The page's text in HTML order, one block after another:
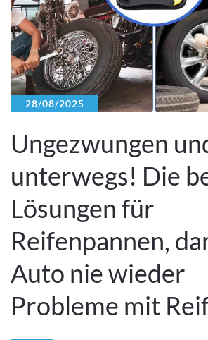
28/08/2025
Ungezwungen
unterwegs! Die
Lösungen für
Reifenpannen,
Auto nie wieder
Probleme mit